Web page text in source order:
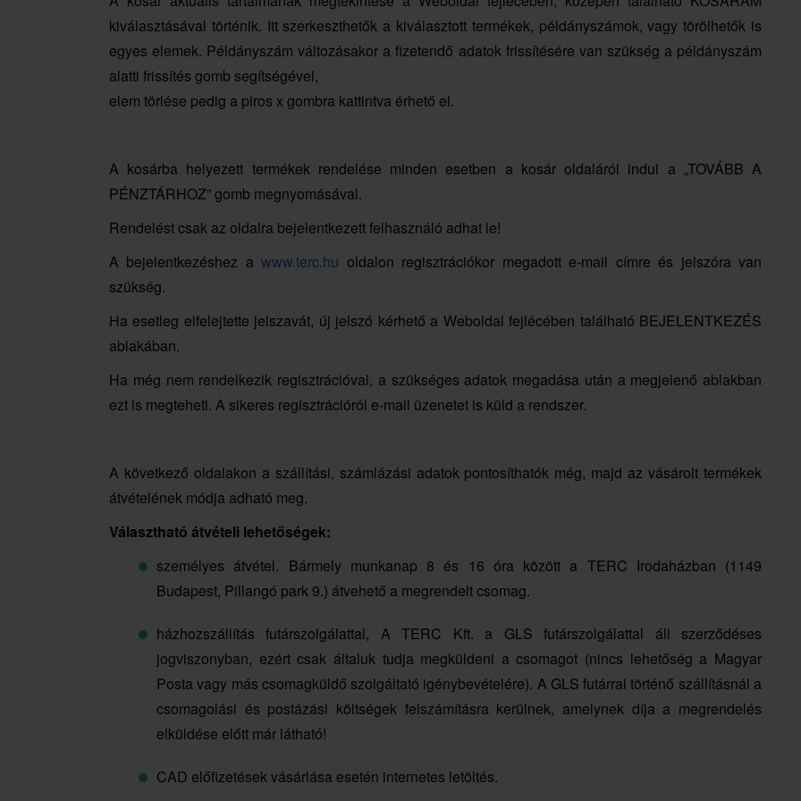
kiválasztásával történik. Itt szerkeszthetők a kiválasztott termékek, példányszámok, vagy törölhetők is
egyes elemek. Példányszám változásakor a fizetendő adatok frissítésére van szükség a példányszám
alatti frissítés gomb segítségével,
elem törlése pedig a piros x gombra kattintva érhető el.
A kosárba helyezett termékek rendelése minden esetben a kosár oldaláról indul a „TOVÁBB A
PÉNZTÁRHOZ” gomb megnyomásával.
Rendelést csak az oldalra bejelentkezett felhasználó adhat le!
A bejelentkezéshez awww.terc.hu oldalon regisztrációkor megadott e-mail címre és jelszóra van
szükség.
Ha esetleg elfelejtette jelszavát, új jelszó kérhető a Weboldal fejlécében található BEJELENTKEZÉS
ablakában.
Ha még nem rendelkezik regisztrációval, a szükséges adatok megadása után a megjelenő ablakban
ezt is megteheti. A sikeres regisztrációról e-mail üzenetet is küld a rendszer.
A következő oldalakon a szállítási, számlázási adatok pontosíthatók még, majd az vásárolt termékek
átvételének módja adható meg.
Választható átvételi lehetőségek:
személyes átvétel. Bármely munkanap 8 és 16 óra között a TERC Irodaházban (1149
Budapest, Pillangó park 9.) átvehető a megrendelt csomag.
házhozszállítás futárszolgálattal, A TERC Kft. a GLS futárszolgálattal áll szerződéses
jogviszonyban, ezért csak általuk tudja megküldeni a csomagot (nincs lehetőség a Magyar
Posta vagy más csomagküldő szolgáltató igénybevételére). A GLS futárral történő szállításnál a
csomagolási és postázási költségek felszámításra kerülnek, amelynek díja a megrendelés
elküldése előtt már látható!
CAD előfizetések vásárlása esetén internetes letöltés.